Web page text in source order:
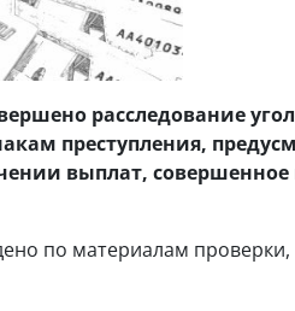
расследование
преступления,
выплат, совершенное
по материалам